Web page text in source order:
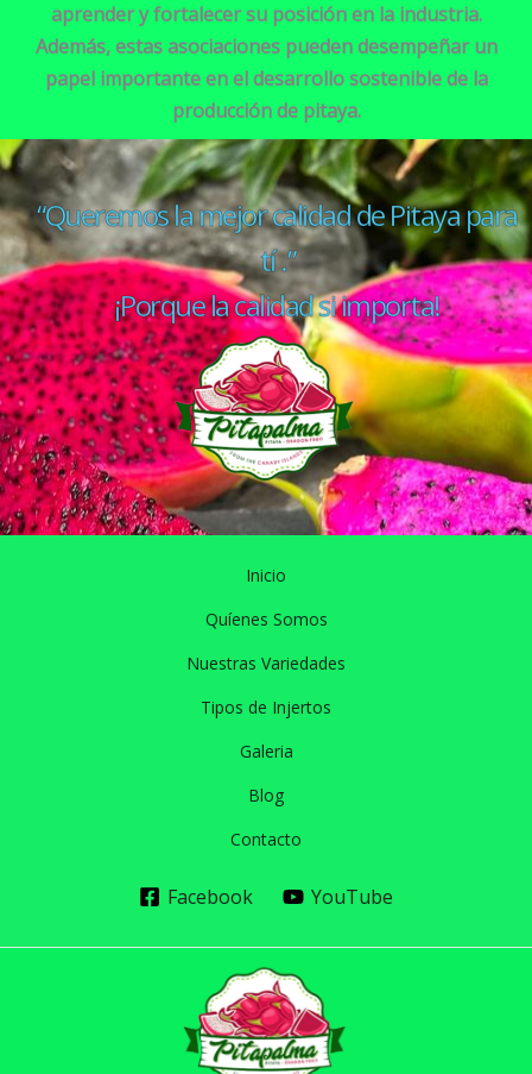
aprender y fortalecer su posición en la industria.
Además, estas asociaciones pueden desempeñar un
papel importante en el desarrollo sostenible de la
producción de pitaya.
“Queremos la mejor calidad de Pitaya para
tí .”
¡Porque la calidad si importa!
Inicio
Quíenes Somos
Nuestras Variedades
Tipos de Injertos
Galeria
Blog
Contacto
Facebook YouTube